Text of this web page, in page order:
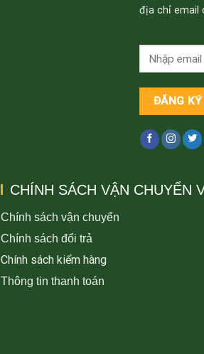
địa chỉ email
CHÍNH SÁCH VẬN CHUYỂN
Chính sách vận chuyển
Chính sách đổi trả
Chính sách kiểm hàng
Thông tin thanh toán